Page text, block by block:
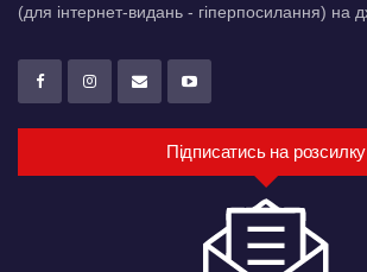
(для інтернет-видань - гіперпосилання) на
Підписатись на розсилку